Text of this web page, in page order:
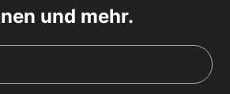
und mehr.